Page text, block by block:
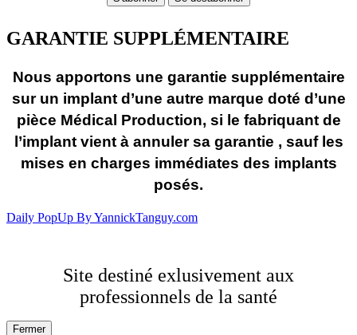
GARANTIE SUPPLÉMENTAIRE
Nous apportons une garantie supplémentaire
sur un implant d’une autre marque doté d’une
pièce Médical Production, si le fabriquant de
l’implant vient à annuler sa garantie , sauf les
mises en charges immédiates des implants
posés.
Daily PopUp By YannickTanguy.com
Site destiné exlusivement aux
professionnels de la santé